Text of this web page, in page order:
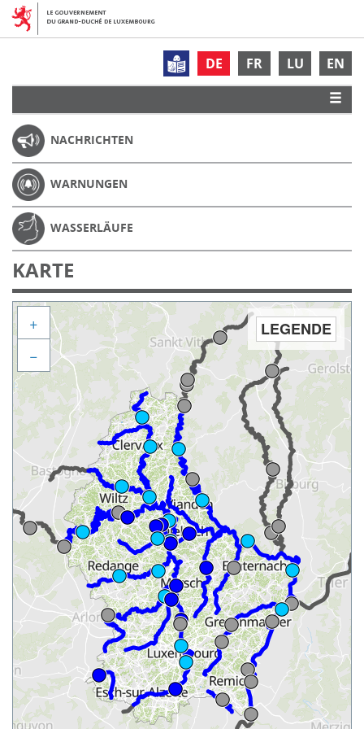
DE FR LU EN
NACHRICHTEN
WARNUNGEN
WASSERLÄUFE
KARTE
LEGENDE
+
−